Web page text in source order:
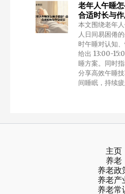
老年人午睡怎
合适时长与
本文围绕老年
人日间易困倦
时午睡对认知
给出 13:00-
睡方案。同时
分享高效午睡
间睡眠，持续
主页
养老
养老政
养老产
养老常